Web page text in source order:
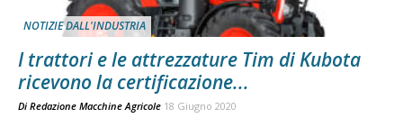
NOTIZIE DALL'INDUSTRIA
I trattori e le attrezzature Tim di Kubota
ricevono la certificazione...
Di Redazione Macchine Agricole 18 Giugno 2020